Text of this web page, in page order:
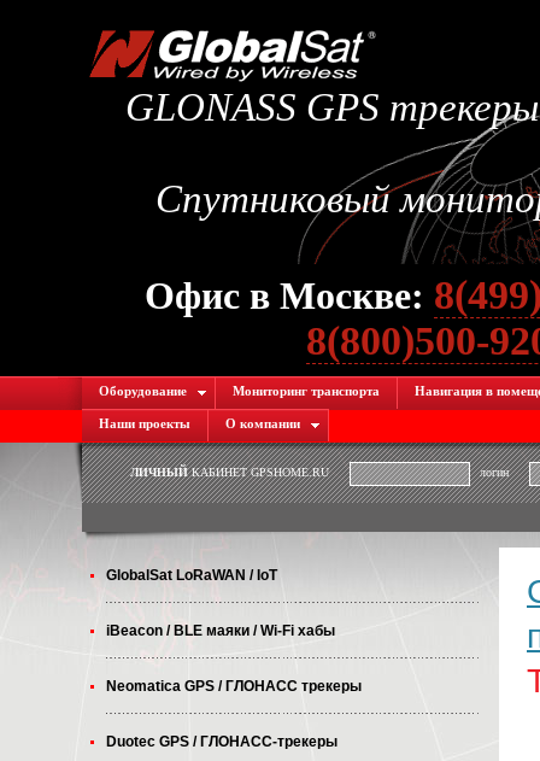
GLONASS GPS
Спутниковый
Офис в Москве:
8(800)500-
Оборудование Мониторинг транспорта Навигация в
Наши проекты О компании
ЛИЧНЫЙКАБИНЕТ GPSHOME.RU логин
GlobalSat LoRaWAN / IoT
iBeacon / BLE маяки / Wi-Fi хабы
Neomatica GPS / ГЛОНАСС трекеры
Duotec GPS / ГЛОНАСС-трекеры